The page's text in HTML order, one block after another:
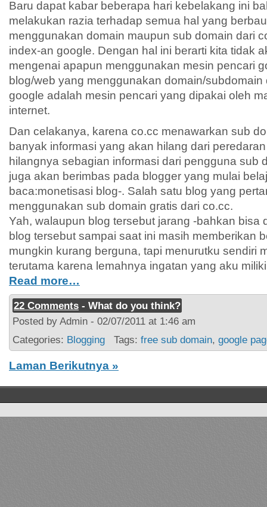
Baru dapat kabar beberapa hari kebelakang ini
melakukan razia terhadap semua hal yang
menggunakan domain maupun sub domain dari
index-an google. Dengan hal ini berarti kita tidak
mengenai apapun menggunakan mesin pencari
blog/web yang menggunakan domain/
google adalah mesin pencari yang dipakai oleh
internet.
Dan celakanya, karena co.cc menawarkan sub
banyak informasi yang akan hilang dari
hilangnya sebagian informasi dari pengguna sub
juga akan berimbas pada blogger yang mulai
baca:monetisasi blog-. Salah satu blog yang
menggunakan sub domain gratis dari co.cc.
Yah, walaupun blog tersebut jarang -bahkan bisa
blog tersebut sampai saat ini masih memberikan
mungkin kurang berguna, tapi menurutku sendiri
terutama karena lemahnya ingatan yang aku
Read more…
22 Comments - What do you think?
Posted by Admin - 02/07/2011 at 1:46 am
Categories: Blogging Tags: free sub domain, google
Laman Berikutnya »